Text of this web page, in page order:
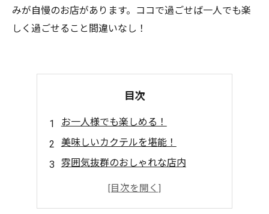
みが自慢のお店があります。ココで過ごせば一人でも楽
しく過ごせること間違いなし！
目次
お一人様でも楽しめる！
美味しいカクテルを堪能！
雰囲気抜群のおしゃれな店内
お得なハッピーアワーも